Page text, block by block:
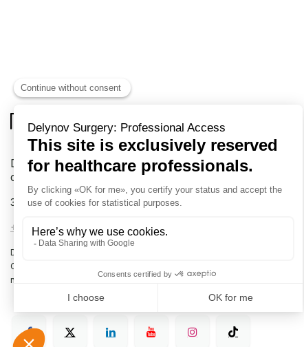
Delynov Chirurgie votre fournisseur exclusif en
chirurgie
31 rue Boulay de la Meurthe 88000 EPINAL France
+33 (0)3 72 54 02 57-info@delynov.fr
Dispositifs médicaux à destination des professionnels de la santé.
Classe I, II et III. Lire attentivement les instructions figurant dans les
notices et manuels d’utilisation.